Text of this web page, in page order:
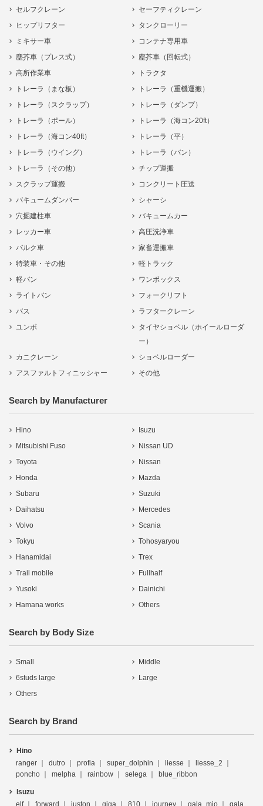
セルフクレーン
セーフティクレーン
ヒップリフター
タンクローリー
ミキサー車
コンテナ専用車
塵芥車（プレス式）
塵芥車（回転式）
高所作業車
トラクタ
トレーラ（まな板）
トレーラ（重機運搬）
トレーラ（スクラップ）
トレーラ（ダンプ）
トレーラ（ポール）
トレーラ（海コン20ft）
トレーラ（海コン40ft）
トレーラ（平）
トレーラ（ウイング）
トレーラ（バン）
トレーラ（その他）
チップ運搬
スクラップ運搬
コンクリート圧送
バキュームダンパー
シャーシ
穴掘建柱車
バキュームカー
レッカー車
高圧洗浄車
バルク車
家畜運搬車
特装車・その他
軽トラック
軽バン
ワンボックス
ライトバン
フォークリフト
バス
ラフタークレーン
ユンボ
タイヤショベル（ホイールローダ
ー）
カニクレーン
ショベルローダー
アスファルトフィニッシャー
その他
Search by Manufacturer
Hino
Isuzu
Mitsubishi Fuso
Nissan UD
Toyota
Nissan
Honda
Mazda
Subaru
Suzuki
Daihatsu
Mercedes
Volvo
Scania
Tokyu
Tohosyaryou
Hanamidai
Trex
Trail mobile
Fullhalf
Yusoki
Dainichi
Hamana works
Others
Search by Body Size
Small
Middle
6studs large
Large
Others
Search by Brand
Hino
ranger
dutro profia super_dolphin liesse
liesse_2
poncho
melpha rainbow selega blue_ribbon
Isuzu
elf
forward juston giga 810 journey gala_mio
gala